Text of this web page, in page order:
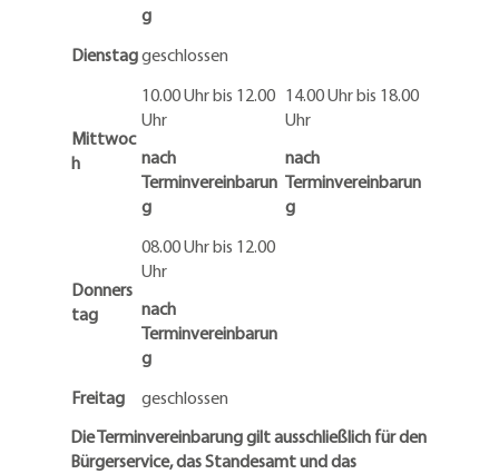
g
Dienstaggeschlossen
Mittwoc
h
10.00 Uhr bis 12.00
Uhr
nach
Terminvereinbarun
g
14.00 Uhr bis 18.00
Uhr
nach
Terminvereinbarun
g
Donners
tag
08.00 Uhr bis 12.00
Uhr
nach
Terminvereinbarun
g
Freitag
geschlossen
Die Terminvereinbarung gilt ausschließlich für den
Bürgerservice, das Standesamt und das